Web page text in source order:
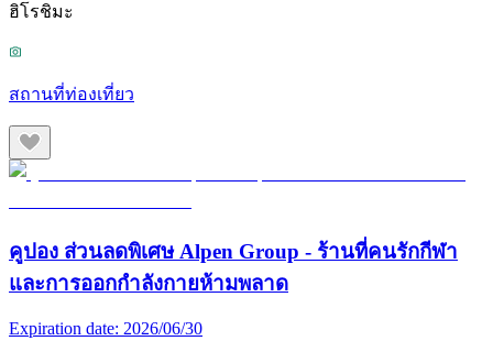
ฮิโรชิมะ
สถานที่ท่องเที่ยว
คูปอง ส่วนลดพิเศษ Alpen Group - ร้านที่คนรักกีฬา
และการออกกำลังกายห้ามพลาด
Expiration date: 2026/06/30